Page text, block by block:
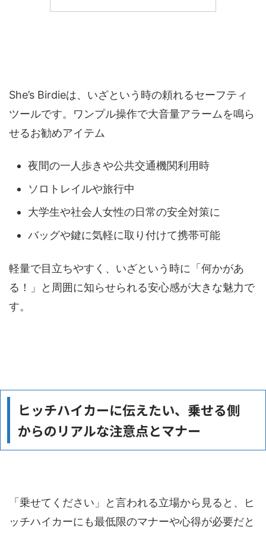
She’s Birdieは、いざという時の頼れるセーフティ
ツールです。ワンプル操作で大音量アラームを鳴ら
せるお勧めアイテム
夜間の一人歩きや公共交通機関利用時
ソロトレイルや旅行中
大学生や社会人女性の日常の安全対策に
バッグや鍵に気軽に取り付けて携帯可能
軽量で目立ちやすく、いざという時に「何かがあ
る！」と周囲に知らせられる安心感が大きな魅力で
す。
ヒッチハイカーに伝えたい、乗せる側
からのリアルな注意点とマナー
「乗せてください」と言われる立場から見ると、ヒ
ッチハイカーにも最低限のマナーや心得が必要だと